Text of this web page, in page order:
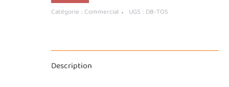
Catégorie : Commercial UGS : DB-TOS
Description